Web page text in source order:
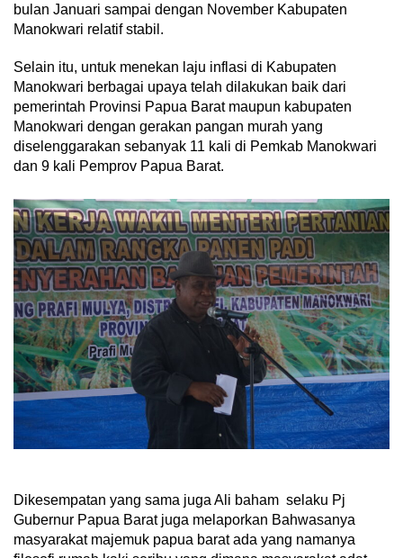
bulan Januari sampai dengan November Kabupaten
Manokwari relatif stabil.
Selain itu, untuk menekan laju inflasi di Kabupaten
Manokwari berbagai upaya telah dilakukan baik dari
pemerintah Provinsi Papua Barat maupun kabupaten
Manokwari dengan gerakan pangan murah yang
diselenggarakan sebanyak 11 kali di Pemkab Manokwari
dan 9 kali Pemprov Papua Barat.
Dikesempatan yang sama juga Ali baham selaku Pj
Gubernur Papua Barat juga melaporkan Bahwasanya
masyarakat majemuk papua barat ada yang namanya